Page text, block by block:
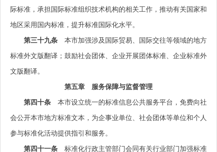
际标准，承担国际标准组织技术机构的相关工作，推动有关国家和
地区采用国内标准，提升标准国际化水平。
第三十九条 本市加强涉及国际贸易、国际交往等领域的地方
标准外文版翻译；鼓励社会团体、企业开展团体标准、企业标准外
文版翻译。
第五章 服务保障与监督管理
第四十条 本市设立统一的标准信息公共服务平台，免费向社
会公开本市地方标准文本，为企事业单位、社会团体等单位和个人
参与标准化活动提供指引和服务。
第四十一条 标准化行政主管部门会同有关行业部门加强标准